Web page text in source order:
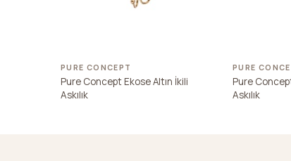
PURE CONCEPT
Pure Concept Ekose Altın İkili
Askılık
PURE
Pure
Askılık